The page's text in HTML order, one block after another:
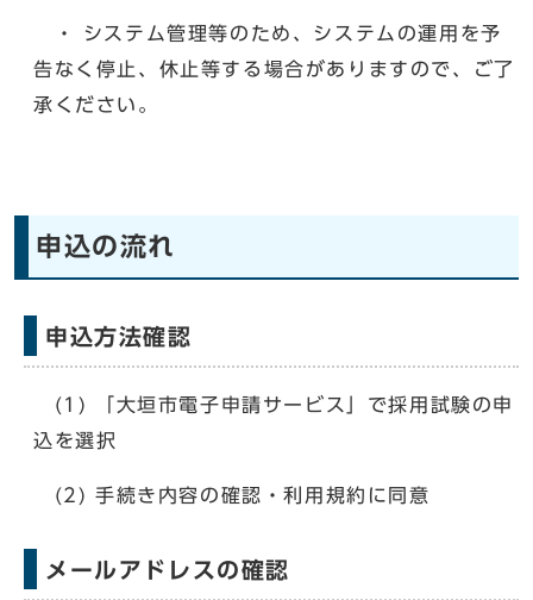
・ システム管理等のため、システムの運用を予
告なく停止、休止等する場合がありますので、ご了
承ください。
申込の流れ
申込方法確認
(1) 「大垣市電子申請サービス」で採用試験の申
込を選択
(2) 手続き内容の確認・利用規約に同意
メールアドレスの確認